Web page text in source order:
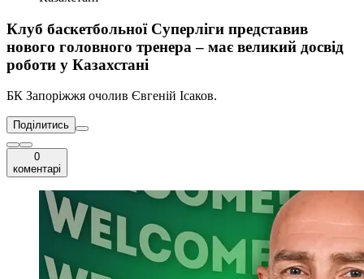
Клуб баскетбольної Суперліги представив
нового головного тренера – має великий досвід
роботи у Казахстані
БК Запоріжжя очолив Євгеній Ісаков.
Поділитись
0
коментарі